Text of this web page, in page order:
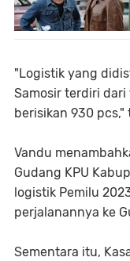
"Logistik yang
Samosir terdiri
berisikan 930 pcs,"
Vandu
Gudang KPU
logistik Pemilu
perjalanannya ke
Sementara itu,